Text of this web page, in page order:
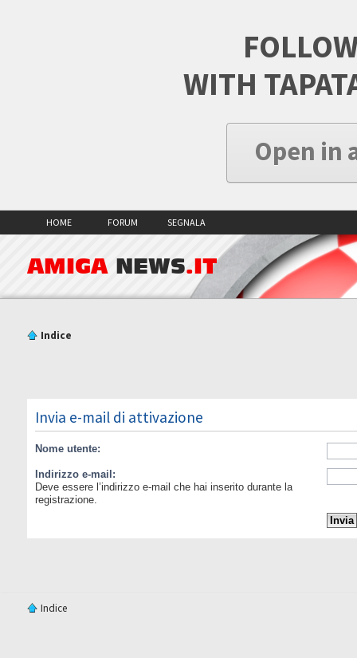
WITH
Open in
HOME FORUM SEGNALA
AMIGA NEWS.IT
Indice
Invia e-mail di attivazione
Nome utente:
Indirizzo e-mail:
Deve essere l’indirizzo e-mail che hai inserito durante la
registrazione.
Indice